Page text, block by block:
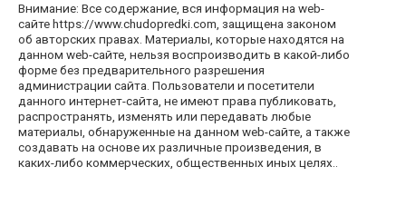
Внимание: Все содержание, вся информация на web-
сайте https://www.chudopredki.com, защищена законом
об авторских правах. Материалы, которые находятся на
данном web-сайте, нельзя воспроизводить в какой-либо
форме без предварительного разрешения
администрации сайта. Пользователи и посетители
данного интернет-сайта, не имеют права публиковать,
распространять, изменять или передавать любые
материалы, обнаруженные на данном web-сайте, а также
создавать на основе их различные произведения, в
каких-либо коммерческих, общественных иных целях..